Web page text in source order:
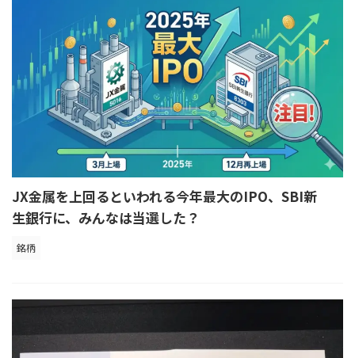
JX金属を上回るといわれる今年最大のIPO、SBI新
生銀行に、みんなは当選した？
銘柄